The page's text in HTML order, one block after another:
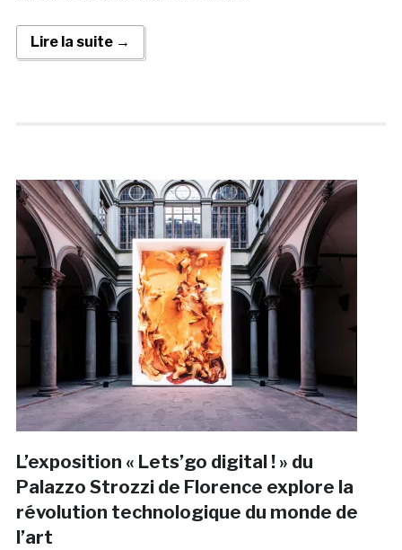
Lire la suite →
L’exposition « Lets’go digital ! » du
Palazzo Strozzi de Florence explore la
révolution technologique du monde de
l’art